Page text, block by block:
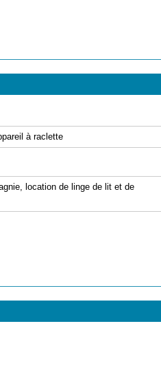
à raclette
location de linge de lit et de